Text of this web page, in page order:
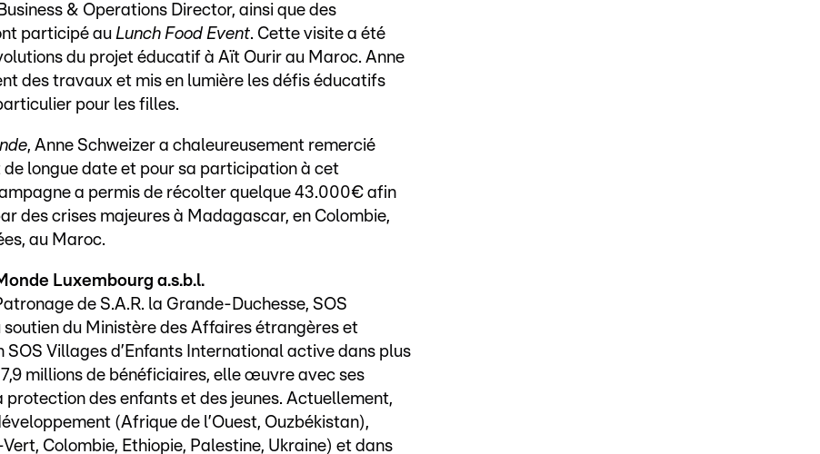
& Operations Director, ainsi que des
participé au Lunch Food Event. Cette visite a été
du projet éducatif à Aït Ourir au Maroc. Anne
des travaux et mis en lumière les défis éducatifs
pour les filles.
, Anne Schweizer a chaleureusement remercié
de longue date et pour sa participation à cet
a permis de récolter quelque 43.000€ afin
des crises majeures à Madagascar, en Colombie,
au Maroc.
Luxembourg a.s.b.l.
de S.A.R. la Grande-Duchesse, SOS
du Ministère des Affaires étrangères et
Villages d’Enfants International active dans plus
millions de bénéficiaires, elle œuvre avec ses
des enfants et des jeunes. Actuellement,
(Afrique de l’Ouest, Ouzbékistan),
Colombie, Ethiopie, Palestine, Ukraine) et dans